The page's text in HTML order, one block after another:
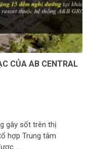
CỦA AB CENTRAL
gây sốt trên thị
hợp Trung tâm
…